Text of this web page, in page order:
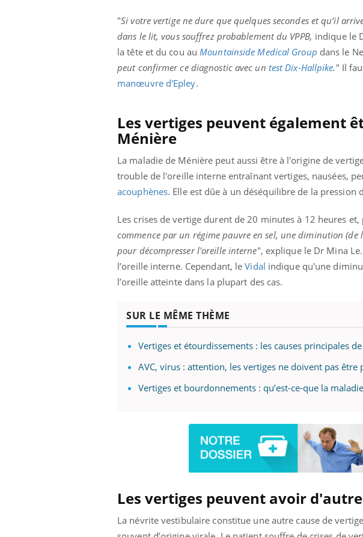
"Si votre vertige ne dure que quelques secondes et qu’il
dans le lit, vous souffrez probablement du VPPB, indiquele
la tête et du cou auMountainside Medical Group dans le
peut confirmer ce diagnostic avec un test Dix-Hallpike. " Il
manœuvre d'Epley.
Les vertiges peuvent également
Ménière
La maladie de Ménière peut aussi être à l'origine de
trouble de l'oreille interne entraînant vertiges, nausées,
acouphènes. Elle est dûe à un déséquilibre de la pression
Les crises de vertige durent de 20 minutes à 12 heures
commence par un régime pauvre en sel, une diminution
pour décompresser l'oreille interne", explique le Dr Mina
l’oreille interne. Cependant, leVidal indique qu'une
l’oreille atteinte dans la plupart des cas.
SUR LE MÊME THÈME
Vertiges et étourdissements : les causes principales
AVC, virus : attention, les vertiges ne doivent pas être
Vertiges et bourdonnements : qu’est-ce-que la
Les vertiges peuvent avoir
La névrite vestibulaire constitue une autre cause de
Eczéma Chronique des Mains : se
préparer pour l’été !Youtube
L'été arrive… et avec lui, un tout nouveau
soleil, activités en plein air… Nos mains
Diabète & Ramadan
Le Ramadan approche, et,
nombreuses personnes
diabète, c'est une période
défis, mais ...